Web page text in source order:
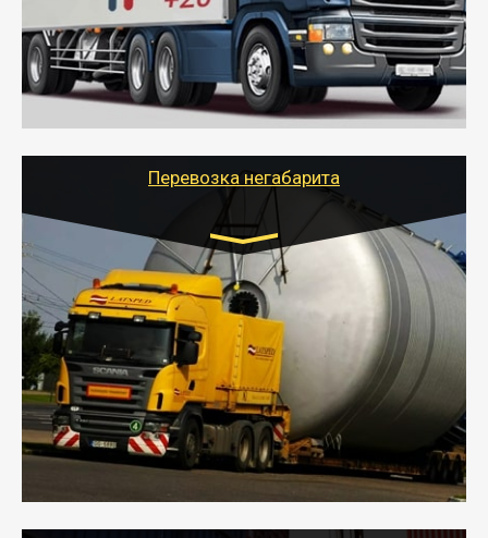
- Рефрижераторные перевозки грузов с
соблюдением температурного режима, работающим
термописцем, санитарной обработкой кузова и мед.
книжкой у водителя.
- Тайгер Логистик поможет быстро перевезти
скоропортящиеся продукты в любой город России с
Перевозка негабарита
Цена за км. Рассчитывается
индивидуально
- Перевозка техники и негабаритных грузов
осуществляется после получения разрешения на
перевозку (обычно 7-14 дней).
- Тайгер Логистик в короткие сроки поможет вам
качественно и безопасно перевезти негабаритные
грузы по всей России тралом, манипулятором и
другим транспортом и подобрать оптимальный